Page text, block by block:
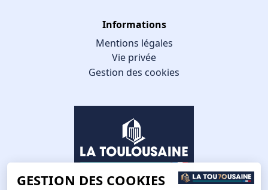
Informations
Mentions légales
Vie privée
Gestion des cookies
GESTION DES COOKIES